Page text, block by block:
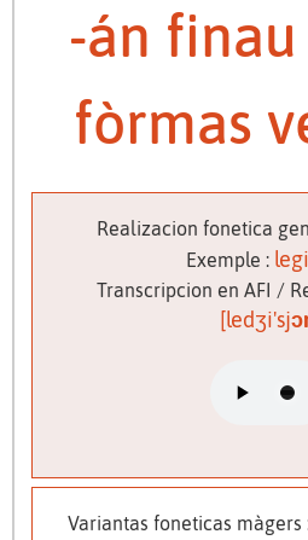
-án
fòrmas
Realizacion fonetica
Exemple :
Transcripcion en AFI /
[ledʒi'sj
Variantas foneticas màgers